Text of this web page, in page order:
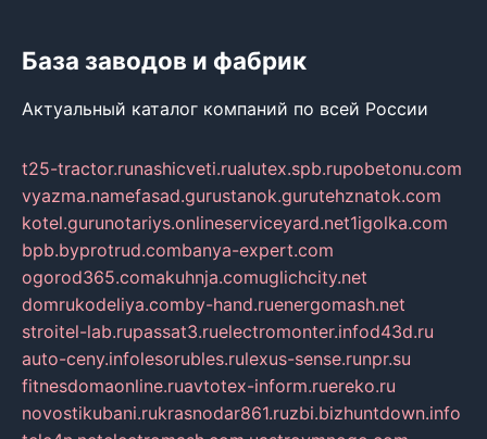
База заводов и фабрик
Актуальный каталог компаний по всей России
t25-tractor.runashicveti.rualutex.spb.rupobetonu.com
vyazma.namefasad.gurustanok.gurutehznatok.com
kotel.gurunotariys.onlineserviceyard.net1igolka.com
bpb.byprotrud.combanya-expert.com
ogorod365.comakuhnja.comuglichcity.net
domrukodeliya.comby-hand.ruenergomash.net
stroitel-lab.rupassat3.ruelectromonter.infod43d.ru
auto-ceny.infolesorubles.rulexus-sense.runpr.su
fitnesdomaonline.ruavtotex-inform.ruereko.ru
novostikubani.rukrasnodar861.ruzbi.bizhuntdown.info